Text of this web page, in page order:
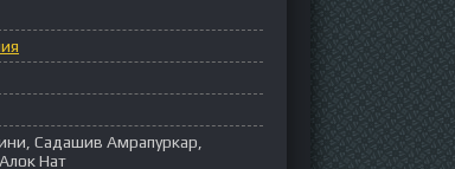
Садашив Амрапуркар,
Нат